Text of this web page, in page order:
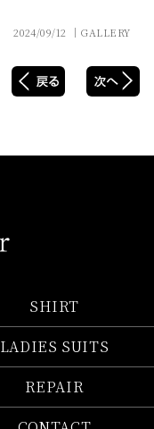
2024/09/12 │GALLERY
SHIRT
LADIES SUITS
REPAIR